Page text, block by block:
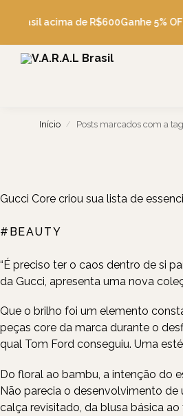
Brasil acima de R$600Ganhe 5%
Pesquise
Início / Posts marcados com a
Gucci Core criou sua lista de
FASHION, BEAUTY, TRAVEL,
#BEAUTY
“É preciso ter o caos dentro de si
da Gucci, apresenta uma nova
Que o brilho foi um elemento
peças core da marca durante o
qual Tom Ford conseguiu. Uma
Do floral ao bambu, a intenção do
Não parecia o desenvolvimento de
calça revisitado, da blusa básica